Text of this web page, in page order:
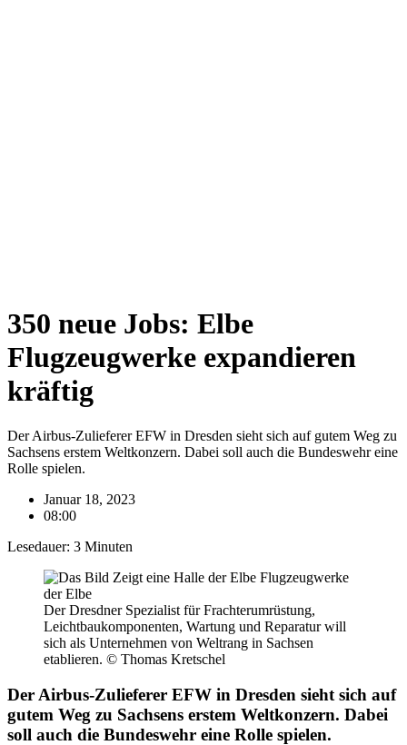
350 neue Jobs: Elbe
Flugzeugwerke expandieren
kräftig
Der Airbus-Zulieferer EFW in Dresden sieht sich auf gutem Weg zu
Sachsens erstem Weltkonzern. Dabei soll auch die Bundeswehr eine
Rolle spielen.
Januar 18, 2023
08:00
Lesedauer: 3 Minuten
Der Dresdner Spezialist für Frachterumrüstung,
Leichtbaukomponenten, Wartung und Reparatur will
sich als Unternehmen von Weltrang in Sachsen
etablieren. © Thomas Kretschel
Der Airbus-Zulieferer EFW in Dresden sieht sich auf
gutem Weg zu Sachsens erstem Weltkonzern. Dabei
soll auch die Bundeswehr eine Rolle spielen.